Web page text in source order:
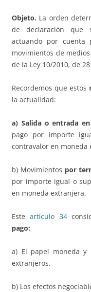
Objeto. La orden
de declaración que
actuando por cuenta
movimientos de
de la Ley 10/2010, de
Recordemos que estos
la actualidad:
a) Salida o entrada
pago por importe
contravalor en moneda
b) Movimientos por
por importe igual o
en moneda extranjera.
Esteartículo 34
pago:
a) El papel moneda y
extranjeros.
b) Los efectos